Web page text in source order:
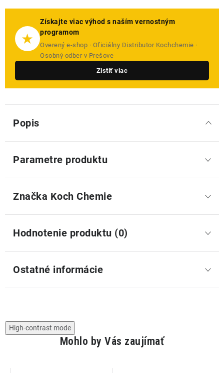
★
Získajte viac výhod s naším vernostným
programom
Overený e-shop · Oficiálny Distributor Kochchemie ·
Osobný odber v Prešove
Zistiť viac
Popis
Parametre produktu
Značka Koch Chemie
Hodnotenie produktu (0)
Ostatné informácie
High-contrast mode
Mohlo by Vás zaujímať